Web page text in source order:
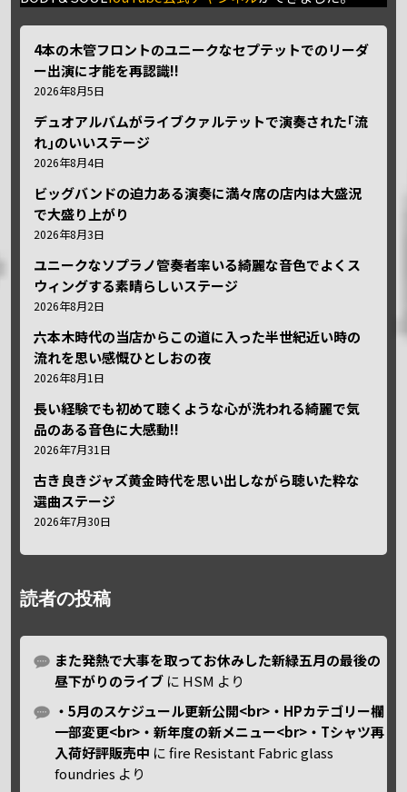
4本の木管フロントのユニークなセプテットでのリーダ
ー出演に才能を再認識!!
2026年8月5日
デュオアルバムがライブクァルテットで演奏された｢流
れ｣のいいステージ
2026年8月4日
ビッグバンドの迫力ある演奏に満々席の店内は大盛況
で大盛り上がり
2026年8月3日
ユニークなソプラノ管奏者率いる綺麗な音色でよくス
ウィングする素晴らしいステージ
2026年8月2日
六本木時代の当店からこの道に入った半世紀近い時の
流れを思い感慨ひとしおの夜
2026年8月1日
長い経験でも初めて聴くような心が洗われる綺麗で気
品のある音色に大感動!!
2026年7月31日
古き良きジャズ黄金時代を思い出しながら聴いた粋な
選曲ステージ
2026年7月30日
読者の投稿
また発熱で大事を取ってお休みした新緑五月の最後の
昼下がりのライブ に HSM より
・5月のスケジュール更新公開<br>・HPカテゴリー欄
一部変更<br>・新年度の新メニュー<br>・Tシャツ再
入荷好評販売中 にfire Resistant Fabric glass
foundries より